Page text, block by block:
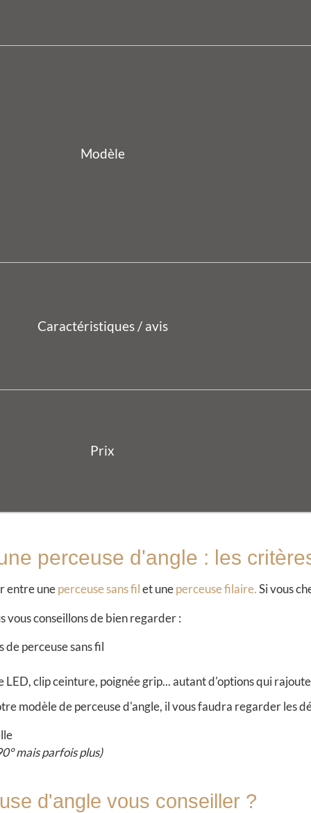
perceuse d'angle : les
entre uneperceuse sans filet uneperceuse filaire.Si vous
vous conseillons de bien regarder :
de perceuse sans fil
LED, clip ceinture, poignée grip... autant d'options qui
modèle de perceuse d'angle, il vous faudra regarder les
mais parfois plus)
d'angle vous conseiller ?